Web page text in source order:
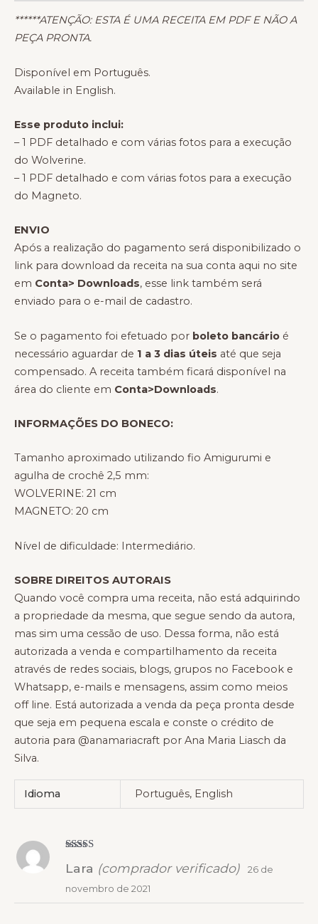
******ATENÇÃO: ESTA É UMA RECEITA EM PDF E NÃO A
PEÇA PRONTA.
Disponível em Português.
Available in English.
Esse produto inclui:
– 1 PDF detalhado e com várias fotos para a execução
do Wolverine.
– 1 PDF detalhado e com várias fotos para a execução
do Magneto.
ENVIO
Após a realização do pagamento será disponibilizado o
link para download da receita na sua conta aqui no site
em Conta> Downloads, esse link também será
enviado para o e-mail de cadastro.
Se o pagamento foi efetuado por boleto bancário é
necessário aguardar de 1 a 3 dias úteis até que seja
compensado. A receita também ficará disponível na
área do cliente em Conta>Downloads.
INFORMAÇÕES DO BONECO:
Tamanho aproximado utilizando fio Amigurumi e
agulha de crochê 2,5 mm:
WOLVERINE: 21 cm
MAGNETO: 20 cm
Nível de dificuldade: Intermediário.
SOBRE DIREITOS AUTORAIS
Quando você compra uma receita, não está adquirindo
a propriedade da mesma, que segue sendo da autora,
mas sim uma cessão de uso. Dessa forma, não está
autorizada a venda e compartilhamento da receita
através de redes sociais, blogs, grupos no Facebook e
Whatsapp, e-mails e mensagens, assim como meios
off line. Está autorizada a venda da peça pronta desde
que seja em pequena escala e conste o crédito de
autoria para @anamariacraft por Ana Maria Liasch da
Silva.
Idioma Português, English
de 5
Lara (comprador verificado)
26 de
novembro de 2021